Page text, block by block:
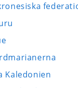
Kaledonien